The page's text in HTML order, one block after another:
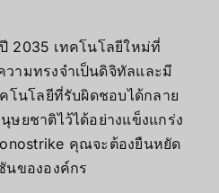
2035 เทคโนโลยีใหม่ที่
ามทรงจำเป็นดิจิทัลและมี
โนโลยีที่รับผิดชอบได้กลาย
ยชาติไว้ได้อย่างแข็งแกร่ง
คุณจะต้องยืนหยัด
นขององค์กร